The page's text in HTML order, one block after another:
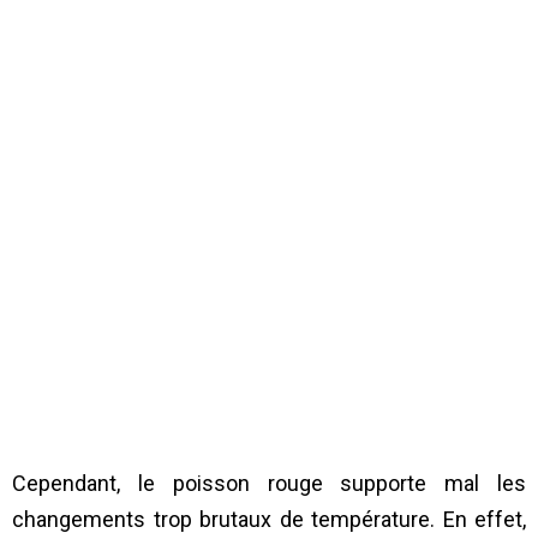
Cependant, le poisson rouge supporte mal les
changements trop brutaux de température. En effet,